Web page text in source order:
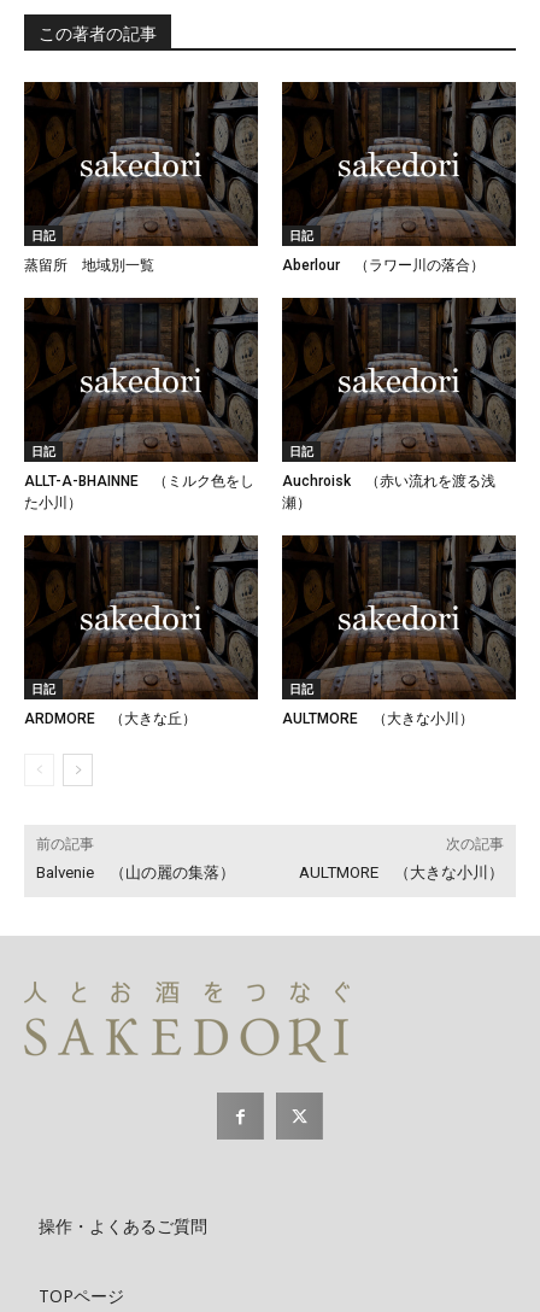
この著者の記事
日記
蒸留所 地域別一覧
日記
Aberlour （ラワー川の落合）
日記
ALLT-A-BHAINNE （ミルク色をし
た小川）
日記
Auchroisk （赤い流れを渡る浅
瀬）
日記
ARDMORE （大きな丘）
日記
AULTMORE （大きな小川）
前の記事
Balvenie （山の麗の集落）
次の記事
AULTMORE （大きな小川）
操作・よくあるご質問
TOPページ